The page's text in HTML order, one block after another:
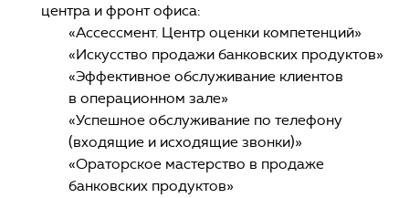
центра и фронт офиса:
«Ассессмент. Центр оценки компетенций»
«Искусство продажи банковских продуктов»
«Эффективное обслуживание клиентов
в операционном зале»
«Успешное обслуживание по телефону
(входящие и исходящие звонки)»
«Ораторское мастерство в продаже
банковских продуктов»